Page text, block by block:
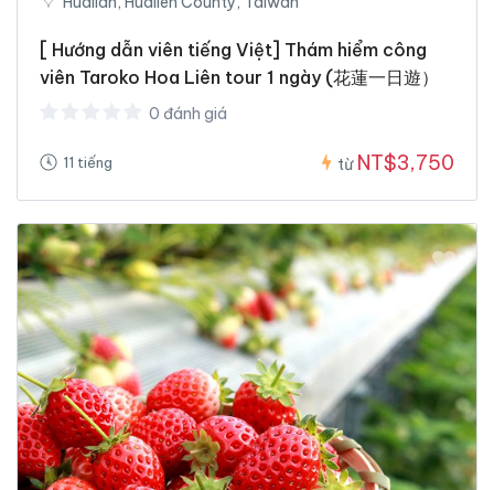
[ Hướng dẫn viên tiếng Việt] Thám hiểm công
viên Taroko Hoa Liên tour 1 ngày (花蓮一日遊）
0 đánh giá
11 tiếng từNT$3,750